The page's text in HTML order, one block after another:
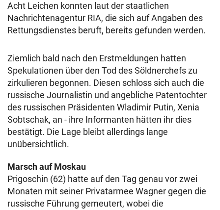
Acht Leichen konnten laut der staatlichen
Nachrichtenagentur RIA, die sich auf Angaben des
Rettungsdienstes beruft, bereits gefunden werden.
Ziemlich bald nach den Erstmeldungen hatten
Spekulationen über den Tod des Söldnerchefs zu
zirkulieren begonnen. Diesen schloss sich auch die
russische Journalistin und angebliche Patentochter
des russischen Präsidenten Wladimir Putin, Xenia
Sobtschak, an - ihre Informanten hätten ihr dies
bestätigt. Die Lage bleibt allerdings lange
unübersichtlich.
Marsch auf Moskau
Prigoschin (62) hatte auf den Tag genau vor zwei
Monaten mit seiner Privatarmee Wagner gegen die
russische Führung gemeutert, wobei die